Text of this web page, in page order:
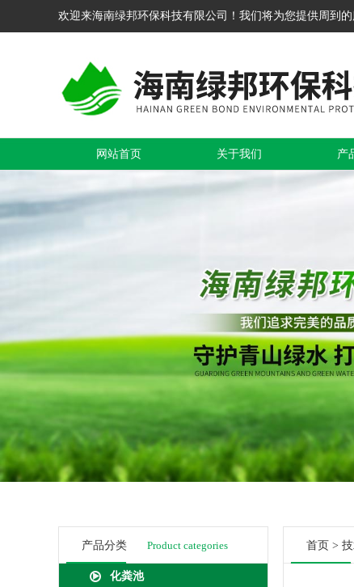
欢迎来海南绿邦环保科技有限公司！我们将为您提供周到的
网站首页 关于我们 产
产品分类 Product categories
化粪池
首页 >